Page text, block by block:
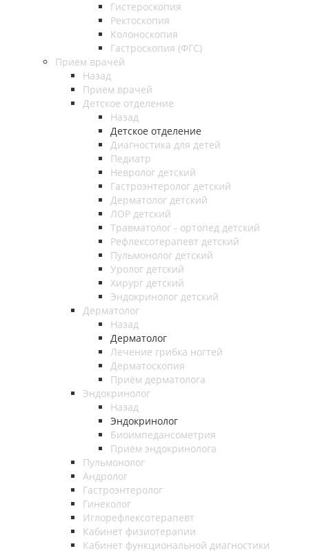
Гистероскопия
Ректоскопия
Колоноскопия
Гастроскопия (ФГС)
Прием врачей
Назад
Прием врачей
Детское отделение
Назад
Детское отделение
Диагностика для детей
Педиатр
Невролог детский
Гастроэнтеролог детский
Дерматолог детский
ЛОР детский
Травматолог - ортопед детский
Рефлексотерапевт детский
Пульмонолог детский
Уролог детский
Хирург детский
Эндокринолог детский
Дерматолог
Назад
Дерматолог
Лечение грибка ногтей
Дерматоскопия
Приём дерматолога
Эндокринолог
Назад
Эндокринолог
Биоимпедансометрия
Приём эндокринолога
Пульмонолог
Андролог
Гастроэнтеролог
Гинеколог
Иглорефлексотерапевт
Кабинет физиотерапии
Кабинет функциональной диагностики